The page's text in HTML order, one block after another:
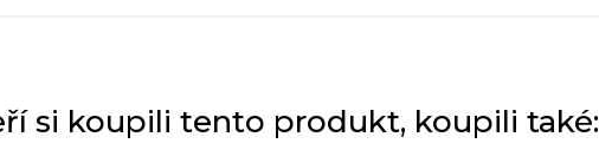
si koupili tento produkt, koupili také: